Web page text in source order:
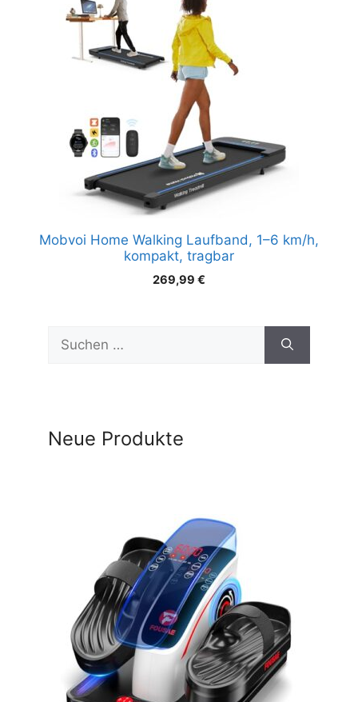
Mobvoi Home Walking Laufband, 1–6 km/h,
kompakt, tragbar
269,99 €
Suchen
nach:
Neue Produkte